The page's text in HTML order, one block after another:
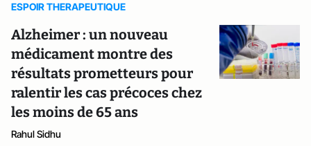
ESPOIR THERAPEUTIQUE
Alzheimer : un nouveau
médicament montre des
résultats prometteurs pour
ralentir les cas précoces chez
les moins de 65 ans
Rahul Sidhu